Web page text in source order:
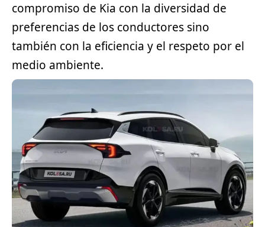
compromiso de Kia con la diversidad de
preferencias de los conductores sino
también con la eficiencia y el respeto por el
medio ambiente.